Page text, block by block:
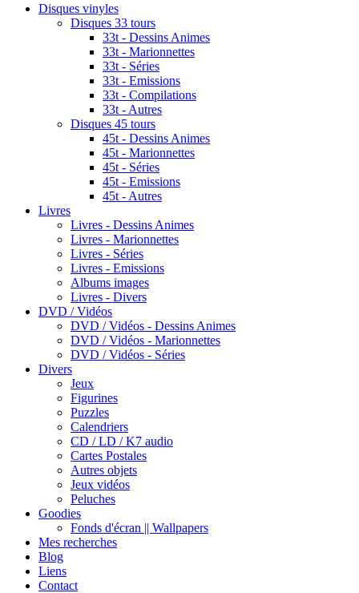
Disques vinyles
Disques 33 tours
33t - Dessins Animes
33t - Marionnettes
33t - Séries
33t - Emissions
33t - Compilations
33t - Autres
Disques 45 tours
45t - Dessins Animes
45t - Marionnettes
45t - Séries
45t - Emissions
45t - Autres
Livres
Livres - Dessins Animes
Livres - Marionnettes
Livres - Séries
Livres - Emissions
Albums images
Livres - Divers
DVD / Vidéos
DVD / Vidéos - Dessins Animes
DVD / Vidéos - Marionnettes
DVD / Vidéos - Séries
Divers
Jeux
Figurines
Puzzles
Calendriers
CD / LD / K7 audio
Cartes Postales
Autres objets
Jeux vidéos
Peluches
Goodies
Fonds d'écran || Wallpapers
Mes recherches
Blog
Liens
Contact